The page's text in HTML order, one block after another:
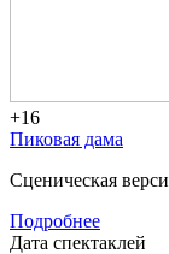
+16
Пиковая дама
Сценическая
Подробнее
Дата спектаклей